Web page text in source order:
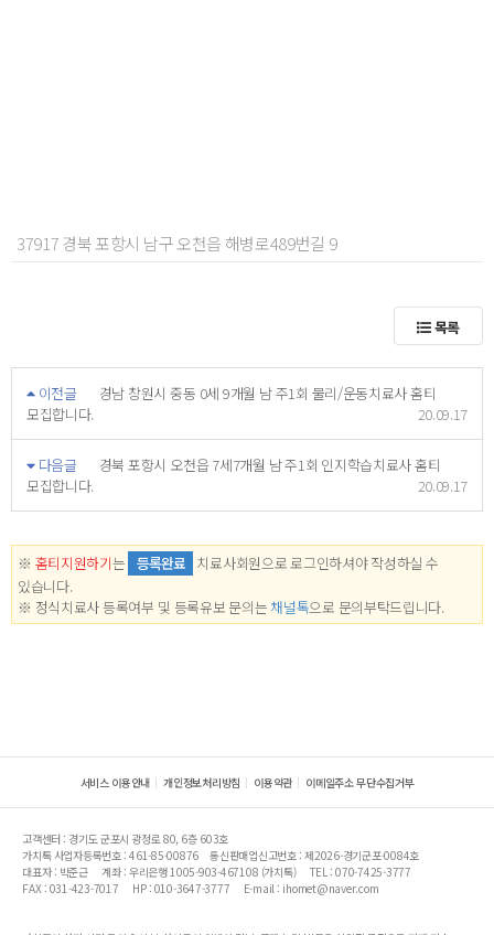
37917 경북 포항시 남구 오천읍 해병로489번길 9
목록
이전글
경남 창원시 중동 0세 9개월 남 주1회 물리/운동치료사 홈티
모집합니다.
20.09.17
다음글
경북 포항시 오천읍 7세7개월 남 주1회 인지학습치료사 홈티
모집합니다.
20.09.17
※ 홈티지원하기는 등록완료 치료사회원으로 로그인하셔야 작성하실 수
있습니다.
※ 정식치료사 등록여부 및 등록유보 문의는 채널톡으로 문의부탁드립니다.
서비스 이용안내 개인정보처리방침 이용약관 이메일주소 무단수집거부
고객센터 : 경기도 군포시 광정로 80, 6층 603호
가치톡 사업자등록번호 : 461-85-00876
통신판매업신고번호 : 제2026-경기군포-0084호
대표자 : 박준근
계좌 : 우리은행 1005-903-467108 (가치톡)
TEL : 070-7425-3777
FAX : 031-423-7017
HP : 010-3647-3777 E-mail : ihomet@naver.com